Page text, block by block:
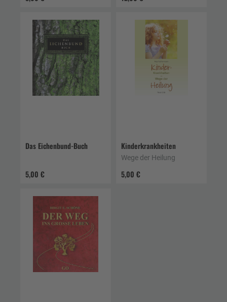
Das Eichenbund-Buch
5,00 €
Kinderkrankheiten
5,00 €
Wege der Heilung